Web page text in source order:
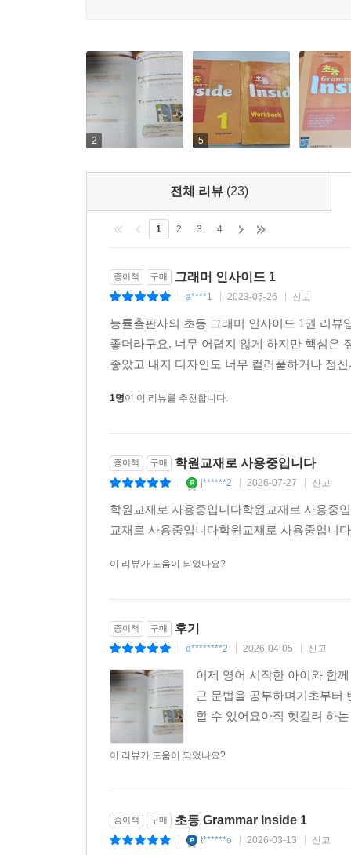
2 5
전체 리뷰 (23)
1 2 3 4
종이책 구매 그래머 인사이드 1
a****1 2023-05-26 신고
능률출판사의 초등 그래머 인사이드 1권 리
좋더라구요. 너무 어렵지 않게 하지만 핵심은
좋았고 내지 디자인도 너무 컬러풀하거나 정
1명이 이 리뷰를 추천합니다.
종이책 구매 학원교재로 사용중입니다
j******2 2026-07-27 신고
학원교재로 사용중입니다학원교재로 사용중
교재로 사용중입니다학원교재로 사용중입니
이 리뷰가 도움이 되었나요?
종이책 구매 후기
q********2 2026-04-05 신고
이제 영어 시작한 아이와 함
근 문법을 공부하며기초부터
할 수 있어요아직 헷갈려 하
이 리뷰가 도움이 되었나요?
종이책 구매 초등 Grammar Inside 1
t******o 2026-03-13 신고